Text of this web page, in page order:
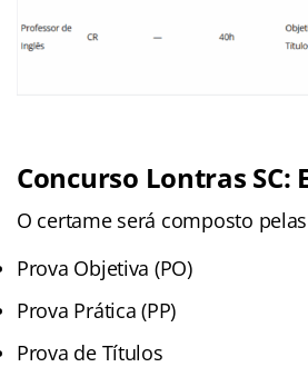
Concurso Lontras SC:
O certame será composto
Prova Objetiva (PO)
Prova Prática (PP)
Prova de Títulos